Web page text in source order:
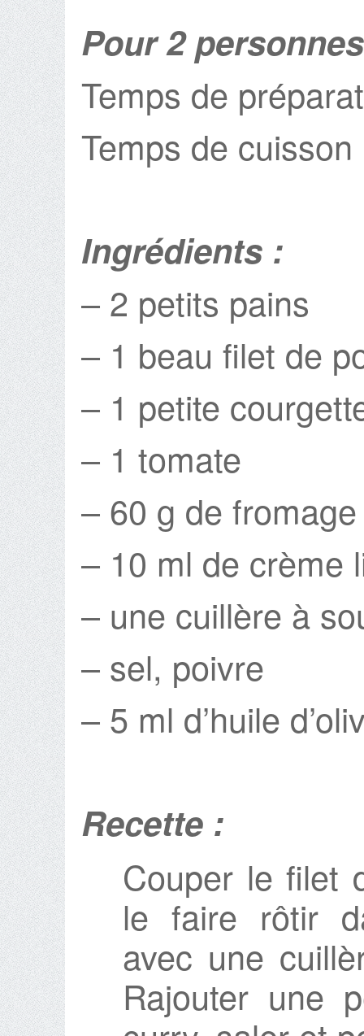
Pour 2 personnes
Temps de
Temps de
Ingrédients :
– 2 petits pains
– 1 beau filet de
– 1 petite
– 1 tomate
– 60 g de
– 10 ml de crème
– une cuillère à
– sel, poivre
– 5 ml d’huile
Recette :
Couper le filet
le faire rôtir
avec une
Rajouter une